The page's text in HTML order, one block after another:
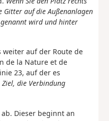
Gitter auf die Außenanlagen
genannt wird und hinter
weiter auf der Route de
de la Nature et de
23, auf der es
die Verbindung
Dieser beginnt an